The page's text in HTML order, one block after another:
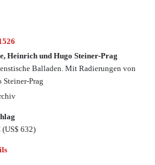
Heinrich und Hugo Steiner-Prag
Balladen. Mit Radierungen von
Steiner-Prag
(US$ 632)